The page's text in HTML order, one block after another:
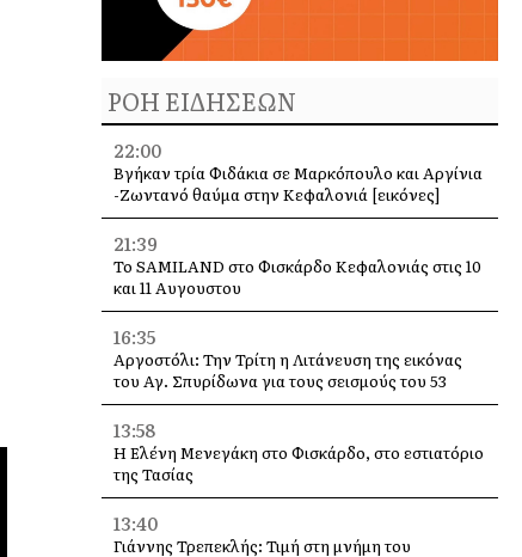
ΡΟΗ ΕΙΔΗΣΕΩΝ
22:00
Βγήκαν τρία Φιδάκια σε Μαρκόπουλο και Αργίνια
-Ζωντανό θαύμα στην Κεφαλονιά [εικόνες]
21:39
Το SAMILAND στο Φισκάρδο Κεφαλονιάς στις 10
και 11 Αυγουστου
16:35
Αργοστόλι: Την Τρίτη η Λιτάνευση της εικόνας
του Αγ. Σπυρίδωνα για τους σεισμούς του 53
13:58
Η Ελένη Μενεγάκη στο Φισκάρδο, στο εστιατόριο
της Τασίας
13:40
Γιάννης Τρεπεκλής: Τιμή στη μνήμη του